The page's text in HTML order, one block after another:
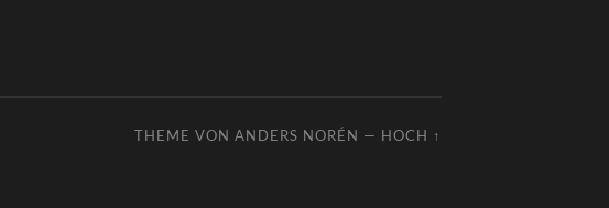
THEME VON ANDERS NORÉN — HOCH ↑